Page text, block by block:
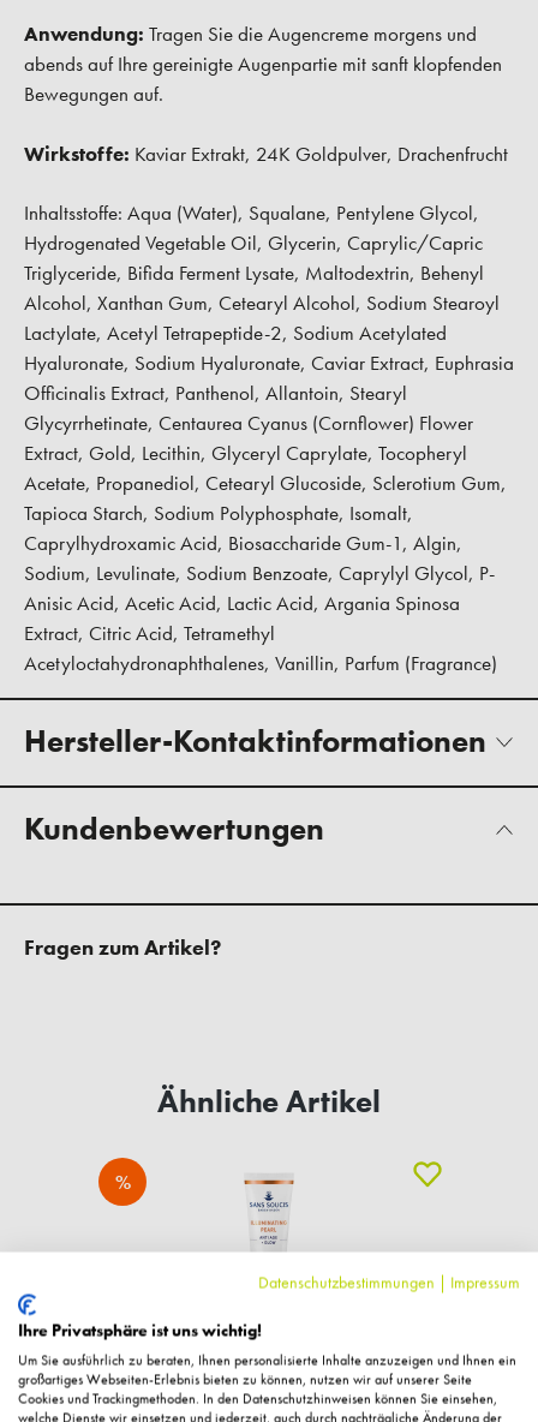
Anwendung: Tragen Sie die Augencreme morgens und
abends auf Ihre gereinigte Augenpartie mit sanft klopfenden
Bewegungen auf.
Wirkstoffe: Kaviar Extrakt, 24K Goldpulver, Drachenfrucht
Inhaltsstoffe: Aqua (Water), Squalane, Pentylene Glycol,
Hydrogenated Vegetable Oil, Glycerin, Caprylic/Capric
Triglyceride, Bifida Ferment Lysate, Maltodextrin, Behenyl
Alcohol, Xanthan Gum, Cetearyl Alcohol, Sodium Stearoyl
Lactylate, Acetyl Tetrapeptide-2, Sodium Acetylated
Hyaluronate, Sodium Hyaluronate, Caviar Extract, Euphrasia
Officinalis Extract, Panthenol, Allantoin, Stearyl
Glycyrrhetinate, Centaurea Cyanus (Cornflower) Flower
Extract, Gold, Lecithin, Glyceryl Caprylate, Tocopheryl
Acetate, Propanediol, Cetearyl Glucoside, Sclerotium Gum,
Tapioca Starch, Sodium Polyphosphate, Isomalt,
Caprylhydroxamic Acid, Biosaccharide Gum-1, Algin,
Sodium, Levulinate, Sodium Benzoate, Caprylyl Glycol, P-
Anisic Acid, Acetic Acid, Lactic Acid, Argania Spinosa
Extract, Citric Acid, Tetramethyl
Acetyloctahydronaphthalenes, Vanillin, Parfum (Fragrance)
Hersteller-Kontaktinformationen
Kundenbewertungen
Fragen zum Artikel?
Ähnliche Artikel
%
Datenschutzbestimmungen | Impressum
Ihre Privatsphäre ist uns wichtig!
Um Sie ausführlich zu beraten, Ihnen personalisierte Inhalte anzuzeigen und Ihnen ein
großartiges Webseiten-Erlebnis bieten zu können, nutzen wir auf unserer Seite
Cookies und Trackingmethoden. In den Datenschutzhinweisen können Sie einsehen,
welche Dienste wir einsetzen und jederzeit, auch durch nachträgliche Änderung der